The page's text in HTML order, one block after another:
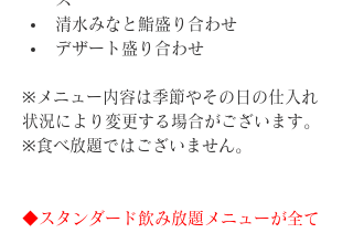
清水みなと鮨盛り合わせ
デザート盛り合わせ
※メニュー内容は季節やその日の仕入れ
状況により変更する場合がございます。
※食べ放題ではございません。
◆スタンダード飲み放題メニューが全て